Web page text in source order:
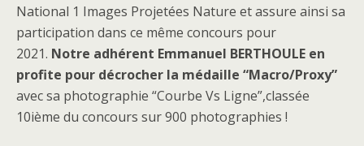
National 1 Images Projetées Nature et assure ainsi sa
participation dans ce même concours pour
2021. Notre adhérent Emmanuel BERTHOULE en
profite pour décrocher la médaille “Macro/Proxy”
avec sa photographie “Courbe Vs Ligne”,classée
10ième du concours sur 900 photographies !